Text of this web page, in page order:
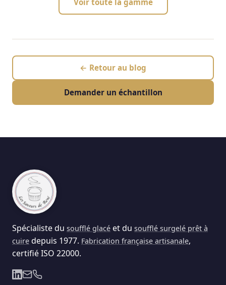
Voir toute la gamme
← Retour au blog
Demander un échantillon
Spécialiste du soufflé glacé et du soufflé surgelé prêt à
cuire depuis 1977. Fabrication française artisanale,
certifié ISO 22000.